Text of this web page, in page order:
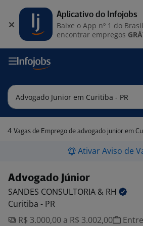
4 Vagas de Emprego de advogado junior em
Ativar Aviso de
Advogado Júnior
SANDES CONSULTORIA & RH
Curitiba - PR
R$ 3.000,00 a R$ 3.002,00
Aplicativo do Infojobs
Baixe o App nº 1 do
encontrar empregos